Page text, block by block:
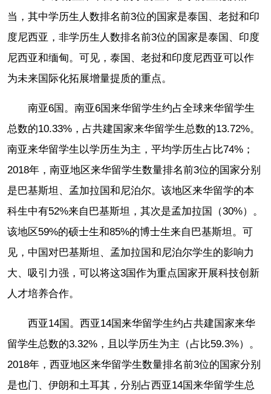
当，其中学历生人数排名前3位的国家是泰国、老挝和印
度尼西亚，非学历生人数排名前3位的国家是泰国、印度
尼西亚和缅甸。可见，泰国、老挝和印度尼西亚可以作
为未来国际化拓展增量提质的重点。
南亚6国。南亚6国来华留学生约占全球来华留学生
总数的10.33%，占共建国家来华留学生总数的13.72%。
南亚来华留学生以学历生为主，平均学历生占比74%；
2018年，南亚地区来华留学生数量排名前3位的国家分别
是巴基斯坦、孟加拉国和尼泊尔。该地区来华留学的本
科生中有52%来自巴基斯坦，其次是孟加拉国（30%）。
该地区59%的硕士生和85%的博士生来自巴基斯坦。可
见，中国对巴基斯坦、孟加拉国和尼泊尔学生的影响力
大、吸引力强，可以将这3国作为重点国家开展科技创新
人才培养合作。
西亚14国。西亚14国来华留学生约占共建国家来华
留学生总数的3.32%，且以学历生为主（占比59.3%）。
2018年，西亚地区来华留学生数量排名前3位的国家分别
是也门、伊朗和土耳其，分别占西亚14国来华留学生总